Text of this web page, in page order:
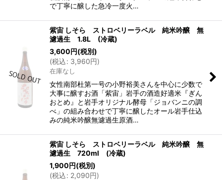
で丁寧に醸した急冷一度火…
紫宙 しそら ストロベリーラベル 純米吟醸 無
濾過生 1.8L (冷蔵)
3,600円(税別)
(税込: 3,960円)
在庫なし
女性南部杜第一号の小野裕美さんを中心に少数で
大事に醸すお酒「紫宙」岩手の酒造好適米『ぎん
おとめ』と岩手オリジナル酵母「ジョバンニの調
べ」の組み合わせで丁寧に醸したオール岩手仕込
みの純米吟醸無濾過生原酒…
紫宙 しそら ストロベリーラベル 純米吟醸 無
濾過生 720ml (冷蔵)
1,900円(税別)
(税込: 2,090円)